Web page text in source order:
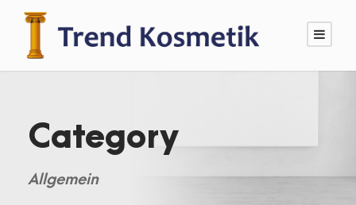
Category
Allgemein